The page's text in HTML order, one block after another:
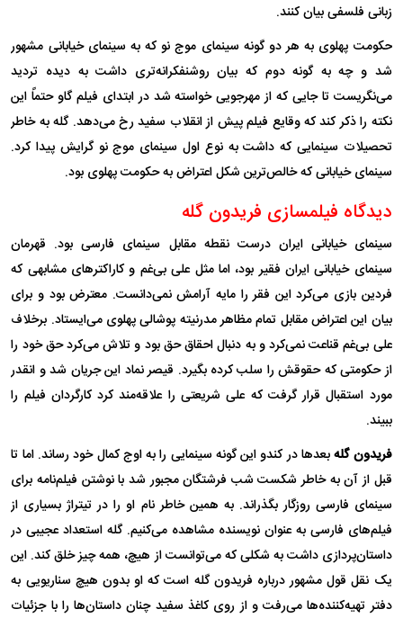
زبانی فلسفی بیان کنند.
حکومت پهلوی به هر دو گونه سینمای موج نو که به سینمای خیابانی مشهور
شد و چه به گونه دوم که بیان روشنفکرانه‌تری داشت به دیده تردید
می‌نگریست تا جایی که از مهرجویی خواسته شد در ابتدای فیلم گاو حتماً این
نکته را ذکر کند که وقایع فیلم پیش از انقلاب سفید رخ می‌دهد. گله به خاطر
تحصیلات سینمایی که داشت به نوع اول سینمای موج نو گرایش پیدا کرد.
سینمای خیابانی که خالص‌ترین شکل اعتراض به حکومت پهلوی بود.
دیدگاه فیلمسازی فریدون گله
سینمای خیابانی ایران درست نقطه مقابل سینمای فارسی بود. قهرمان
سینمای خیابانی ایران فقیر بود، اما مثل علی بی‌غم و کاراکتر‌های مشابهی که
فردین بازی می‌کرد این فقر را مایه آرامش نمی‌دانست. معترض بود و برای
بیان این اعتراض مقابل تمام مظاهر مدرنیته پوشالی پهلوی می‌ایستاد. برخلاف
علی بی‌غم قناعت نمی‌کرد و به دنبال احقاق حق بود و تلاش می‌کرد حق خود را
از حکومتی که حقوقش را سلب کرده بگیرد. قیصر نماد این جریان شد و انقدر
مورد استقبال قرار گرفت که علی شریعتی را علاقه‌مند کرد کارگردان فیلم را
ببیند.
فریدون گلهبعد‌ها در کندو این گونه سینمایی را به اوج کمال خود رساند. اما تا
قبل از آن به خاطر شکست شب فرشتگان مجبور شد با نوشتن فیلم‌نامه برای
سینمای فارسی روزگار بگذراند. به همین خاطر نام او را در تیتراژ بسیاری از
فیلم‌های فارسی به عنوان نویسنده مشاهده می‌کنیم. گله استعداد عجیبی در
داستان‌پردازی داشت به شکلی که می‌توانست از هیچ، همه چیز خلق کند. این
یک نقل قول مشهور درباره فریدون گله است که او بدون هیچ سناریویی به
دفتر تهیه‌کننده‌ها می‌رفت و از روی کاغذ سفید چنان داستان‌ها را با جزئیات